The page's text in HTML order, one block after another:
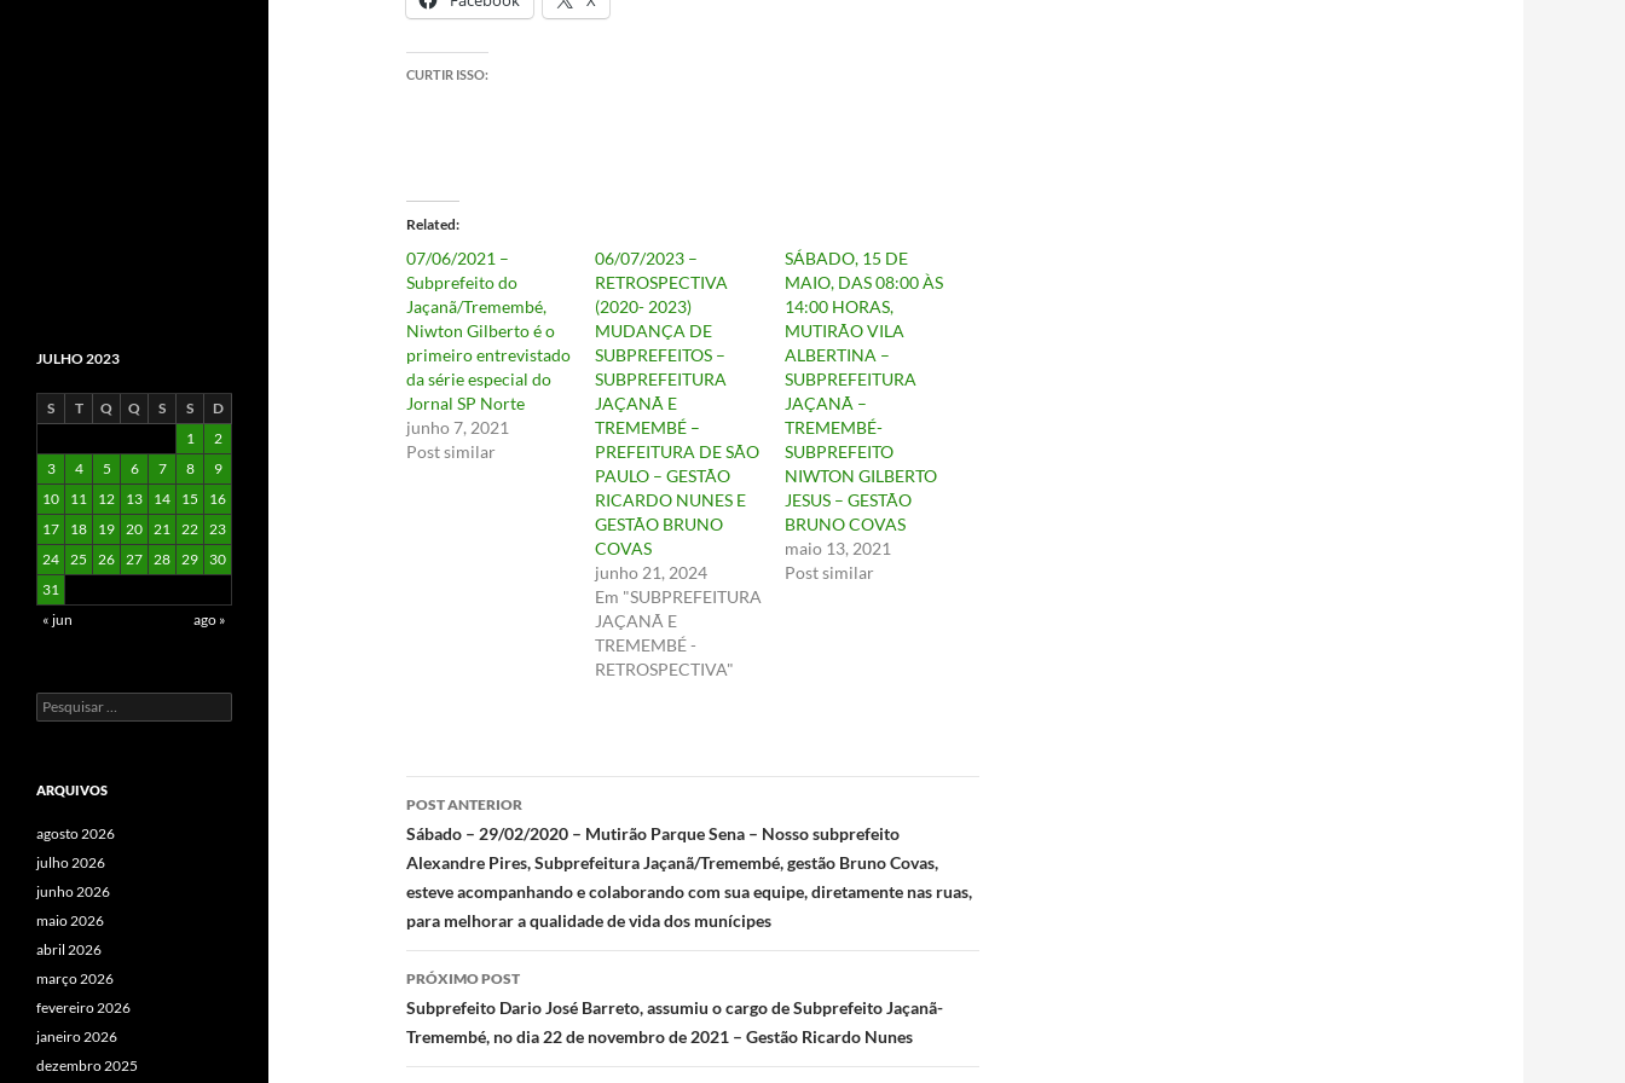
CURTIR ISSO:
Related
07/06/2021 –
Subprefeito do
Jaçanã/Tremembé,
Niwton Gilberto é o
primeiro entrevistado
da série especial do
Jornal SP Norte
junho 7, 2021
Post similar
06/07/2023 –
RETROSPECTIVA
(2020- 2023)
MUDANÇA DE
SUBPREFEITOS –
SUBPREFEITURA
JAÇANÃ E
TREMEMBÉ –
PREFEITURA DE SÃO
PAULO – GESTÃO
RICARDO NUNES E
GESTÃO BRUNO
COVAS
junho 21, 2024
Em "SUBPREFEITURA
JAÇANÃ E
TREMEMBÉ -
RETROSPECTIVA"
SÁBADO, 15 DE
MAIO, DAS 08:00 ÀS
14:00 HORAS,
MUTIRÃO VILA
ALBERTINA –
SUBPREFEITURA
JAÇANÃ –
TREMEMBÉ-
SUBPREFEITO
NIWTON GILBERTO
JESUS – GESTÃO
BRUNO COVAS
maio 13, 2021
Post similar
Navegação
de
posts
POST ANTERIOR
Sábado – 29/02/2020 – Mutirão Parque Sena – Nosso subprefeito
Alexandre Pires, Subprefeitura Jaçanã/Tremembé, gestão Bruno Covas,
esteve acompanhando e colaborando com sua equipe, diretamente nas ruas,
para melhorar a qualidade de vida dos munícipes
PRÓXIMO POST
Subprefeito Dario José Barreto, assumiu o cargo de Subprefeito Jaçanã-
Tremembé, no dia 22 de novembro de 2021 – Gestão Ricardo Nunes
JULHO 2023
S T Q Q S S
D
1
2
3
4 5 6 7 8
9
10
11 12 13 14 15
16
17
18 19 20 21 22 23
24 25 26 27 28 29
30
31
« jun
ago »
Pesquisar
por:
ARQUIVOS
agosto 2026
julho 2026
junho 2026
maio 2026
abril 2026
março 2026
fevereiro 2026
janeiro 2026
dezembro 2025